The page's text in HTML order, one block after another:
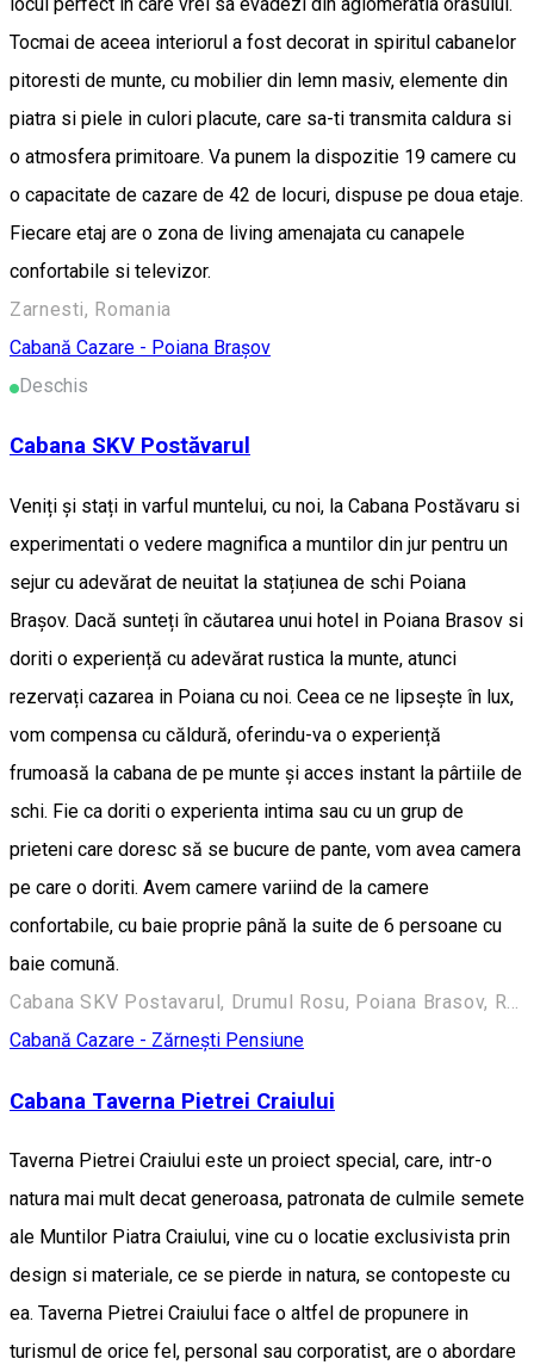
Tocmai de aceea interiorul a fost decorat in spiritul cabanelor
pitoresti de munte, cu mobilier din lemn masiv, elemente din
piatra si piele in culori placute, care sa-ti transmita caldura si
o atmosfera primitoare. Va punem la dispozitie 19 camere cu
o capacitate de cazare de 42 de locuri, dispuse pe doua etaje.
Fiecare etaj are o zona de living amenajata cu canapele
confortabile si televizor.
Zarnesti, Romania
Cabană Cazare - Poiana Brașov
Deschis
Cabana SKV Postăvarul
Veniți și stați in varful muntelui, cu noi, la Cabana Postăvaru si
experimentati o vedere magnifica a muntilor din jur pentru un
sejur cu adevărat de neuitat la stațiunea de schi Poiana
Brașov. Dacă sunteți în căutarea unui hotel in Poiana Brasov si
doriti o experiență cu adevărat rustica la munte, atunci
rezervați cazarea in Poiana cu noi. Ceea ce ne lipsește în lux,
vom compensa cu căldură, oferindu-va o experiență
frumoasă la cabana de pe munte și acces instant la pârtiile de
schi. Fie ca doriti o experienta intima sau cu un grup de
prieteni care doresc să se bucure de pante, vom avea camera
pe care o doriti. Avem camere variind de la camere
confortabile, cu baie proprie până la suite de 6 persoane cu
baie comună.
Cabana SKV Postavarul, Drumul Rosu, Poiana Brasov, RO, Brasov, Romania
Cabană Cazare - Zărnești Pensiune
Cabana Taverna Pietrei Craiului
Taverna Pietrei Craiului este un proiect special, care, intr-o
natura mai mult decat generoasa, patronata de culmile semete
ale Muntilor Piatra Craiului, vine cu o locatie exclusivista prin
design si materiale, ce se pierde in natura, se contopeste cu
ea. Taverna Pietrei Craiului face o altfel de propunere in
turismul de orice fel, personal sau corporatist, are o abordare